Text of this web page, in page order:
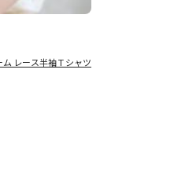
レース半袖Ｔシャツ